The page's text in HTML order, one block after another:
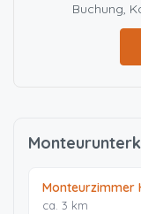
Buchung,
Monteurzimmer
ca. 3 km